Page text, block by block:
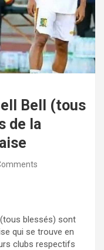
Bell (tous
de la
blessés) sont
qui se trouve en
clubs respectifs